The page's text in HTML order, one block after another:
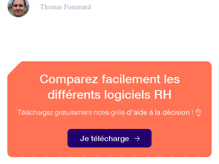
Thomas Fommard
Comparez facilement les
différents logiciels RH
Téléchargez gratuitement notre grille d'aide à la décision ! 👌
Je télécharge